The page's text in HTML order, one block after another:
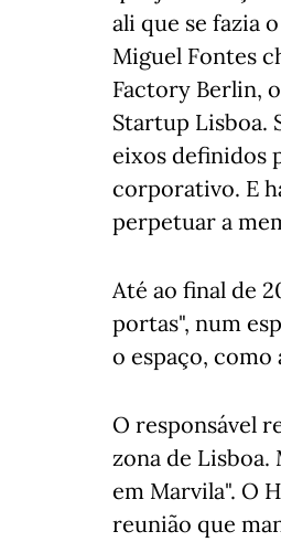
ali que se fazia
Miguel Fontes
Factory Berlin,
Startup Lisboa.
eixos definidos
corporativo. E
perpetuar a
Até ao final de
portas", num
o espaço, como
O responsável
zona de Lisboa.
em Marvila". O
reunião que